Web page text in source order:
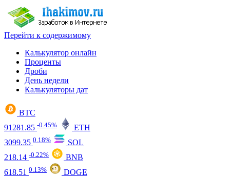
Перейти к содержимому
Калькулятор онлайн
Проценты
Дроби
День недели
Калькуляторы дат
BTC
91281.85 -0.45%
ETH
3099.35 0.18%
SOL
218.14 -0.22%
BNB
618.51 0.13%
DOGE